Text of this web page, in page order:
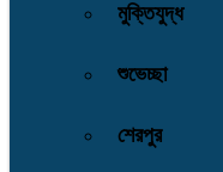
মুক্তিযুদ্ধ
শুভেচ্ছা
শেরপুর